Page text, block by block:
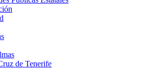
de Tenerife